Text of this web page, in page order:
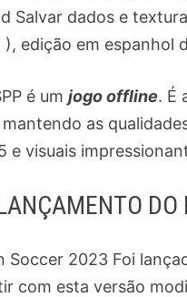
Salvar dados e
), edição em espanhol
é umjogo offline. É
as
e visuais
DO
Soccer 2023 Foi
com esta versão